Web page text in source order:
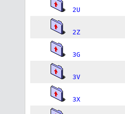
2U
2Z
3G
3V
3X